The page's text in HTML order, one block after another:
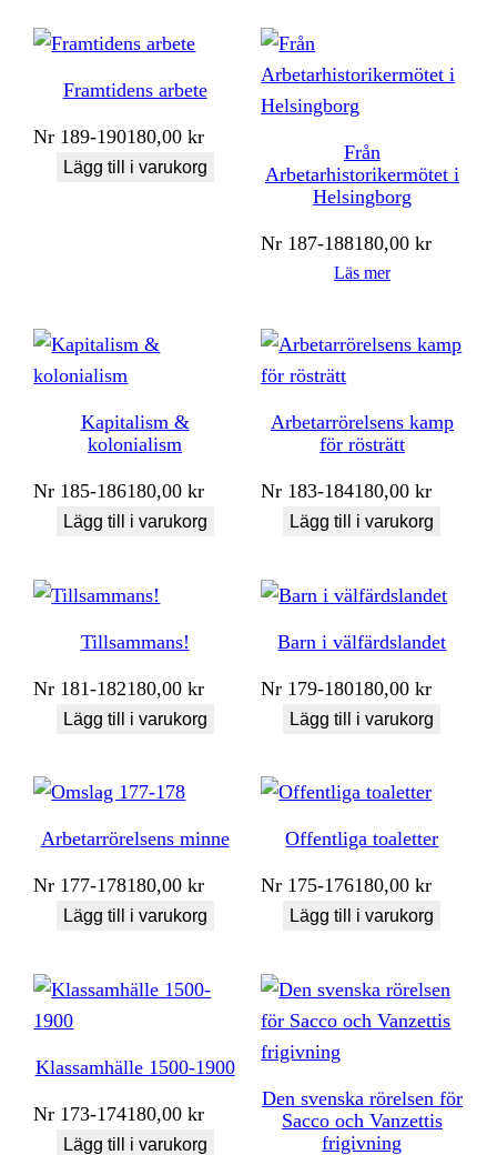
Framtidens arbete
Nr 189-190180,00kr
Lägg till i varukorg
Från
Arbetarhistorikermötet i
Helsingborg
Nr 187-188180,00kr
Läs mer
Kapitalism &
kolonialism
Nr 185-186180,00kr
Lägg till i varukorg
Arbetarrörelsens kamp
för rösträtt
Nr 183-184180,00kr
Lägg till i varukorg
Tillsammans!
Nr 181-182180,00kr
Lägg till i varukorg
Barn i välfärdslandet
Nr 179-180180,00kr
Lägg till i varukorg
Arbetarrörelsens minne
Nr 177-178180,00kr
Lägg till i varukorg
Offentliga toaletter
Nr 175-176180,00kr
Lägg till i varukorg
Klassamhälle 1500-1900
Nr 173-174180,00kr
Lägg till i varukorg
Den svenska rörelsen för
Sacco och Vanzettis
frigivning